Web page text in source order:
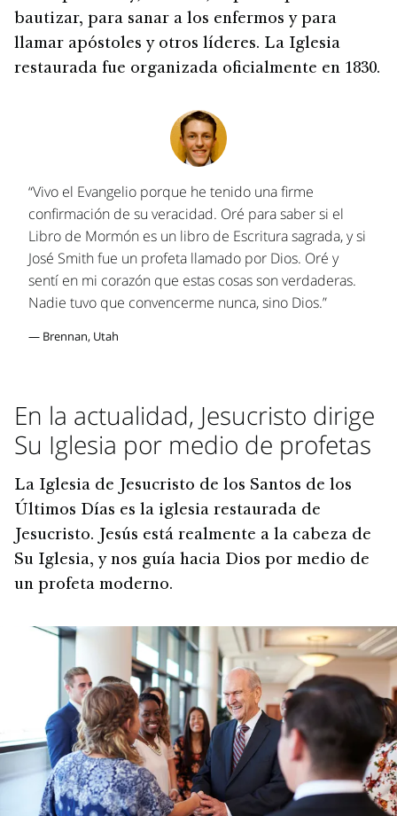
bautizar, para sanar a los enfermos y para
llamar apóstoles y otros líderes. La Iglesia
restaurada fue organizada oficialmente en 1830.
“Vivo el Evangelio porque he tenido una firme
confirmación de su veracidad. Oré para saber si el
Libro de Mormón es un libro de Escritura sagrada, y si
José Smith fue un profeta llamado por Dios. Oré y
sentí en mi corazón que estas cosas son verdaderas.
Nadie tuvo que convencerme nunca, sino Dios.”
— Brennan, Utah
En la actualidad, Jesucristo dirige
Su Iglesia por medio de profetas
La Iglesia de Jesucristo de los Santos de los
Últimos Días es la iglesia restaurada de
Jesucristo. Jesús está realmente a la cabeza de
Su Iglesia, y nos guía hacia Dios por medio de
un profeta moderno.